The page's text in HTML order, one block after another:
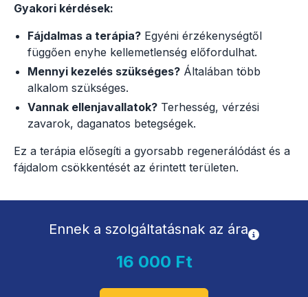
Gyakori kérdések:
Fájdalmas a terápia? Egyéni érzékenységtől
függően enyhe kellemetlenség előfordulhat.
Mennyi kezelés szükséges? Általában több
alkalom szükséges.
Vannak ellenjavallatok? Terhesség, vérzési
zavarok, daganatos betegségek.
Ez a terápia elősegíti a gyorsabb regenerálódást és a
fájdalom csökkentését az érintett területen.
Ennek a szolgáltatásnak az ára
16 000 Ft